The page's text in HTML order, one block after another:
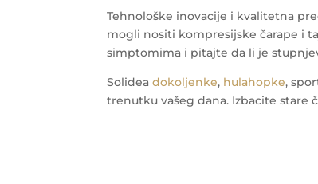
Tehnološke inovacije i kvalitetna
mogli nositi kompresijske čarape i
simptomima i pitajte da li je
Solideadokoljenke, hulahopke,
trenutku vašeg dana. Izbacite stare